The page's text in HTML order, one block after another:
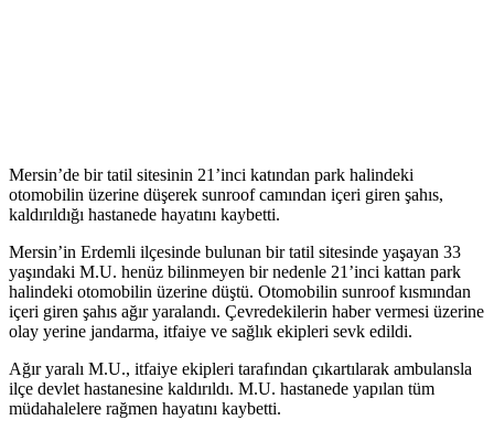
Mersin’de bir tatil sitesinin 21’inci katından park halindeki
otomobilin üzerine düşerek sunroof camından içeri giren şahıs,
kaldırıldığı hastanede hayatını kaybetti.
Mersin’in Erdemli ilçesinde bulunan bir tatil sitesinde yaşayan 33
yaşındaki M.U. henüz bilinmeyen bir nedenle 21’inci kattan park
halindeki otomobilin üzerine düştü. Otomobilin sunroof kısmından
içeri giren şahıs ağır yaralandı. Çevredekilerin haber vermesi üzerine
olay yerine jandarma, itfaiye ve sağlık ekipleri sevk edildi.
Ağır yaralı M.U., itfaiye ekipleri tarafından çıkartılarak ambulansla
ilçe devlet hastanesine kaldırıldı. M.U. hastanede yapılan tüm
müdahalelere rağmen hayatını kaybetti.